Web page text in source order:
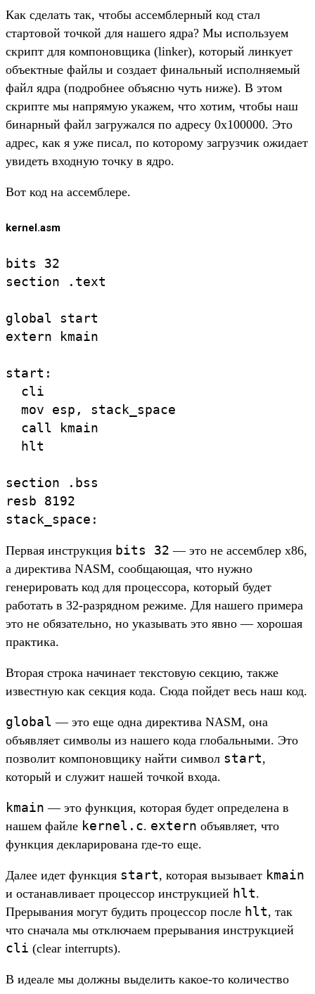
Как сделать так, чтобы ассемблерный код стал
стартовой точкой для нашего ядра? Мы используем
скрипт для компоновщика (linker), который линкует
объектные файлы и создает финальный исполняемый
файл ядра (подробнее объясню чуть ниже). В этом
скрипте мы напрямую укажем, что хотим, чтобы наш
бинарный файл загружался по адресу 0x100000. Это
адрес, как я уже писал, по которому загрузчик ожидает
увидеть входную точку в ядро.
Вот код на ассемблере.
kernel.asm
bits 32
section .text
global start
extern kmain
start:
  cli
  mov esp, stack_space
  call kmain
  hlt
section .bss
resb 8192
Первая инструкция bits 32 — это не ассемблер x86,
а директива NASM, сообщающая, что нужно
генерировать код для процессора, который будет
работать в 32-разрядном режиме. Для нашего примера
это не обязательно, но указывать это явно — хорошая
практика.
Вторая строка начинает текстовую секцию, также
известную как секция кода. Сюда пойдет весь наш код.
global — это еще одна директива NASM, она
объявляет символы из нашего кода глобальными. Это
позволит компоновщику найти символ start,
который и служит нашей точкой входа.
kmain — это функция, которая будет определена в
нашем файле kernel.c. extern объявляет, что
функция декларирована где-то еще.
Далее идет функция start, которая вызывает kmain
и останавливает процессор инструкцией hlt.
Прерывания могут будить процессор после hlt, так
что сначала мы отключаем прерывания инструкцией
cli (clear interrupts).
В идеале мы должны выделить какое-то количество